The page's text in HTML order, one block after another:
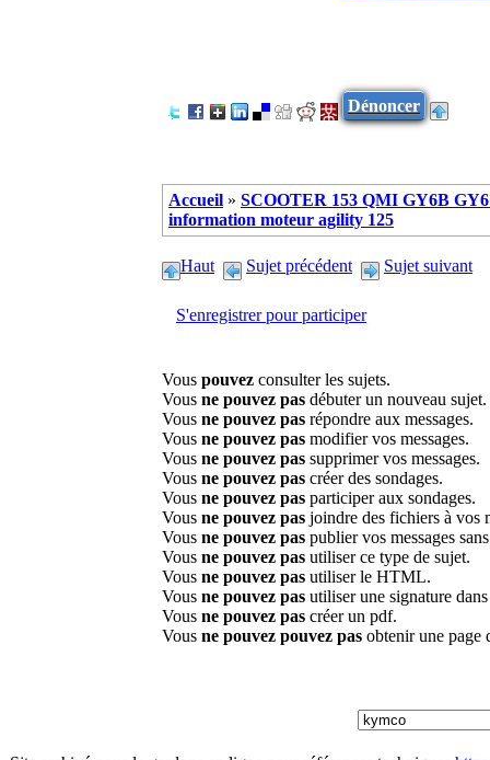
Dénoncer
Accueil » SCOOTER 153 QMI GY6B
information moteur agility 125
Haut Sujet précédent Sujet suivant
S'enregistrer pour participer
Vous pouvez consulter les sujets.
Vous ne pouvez pas débuter un nouveau sujet.
Vous ne pouvez pas répondre aux messages.
Vous ne pouvez pas modifier vos messages.
Vous ne pouvez pas supprimer vos messages.
Vous ne pouvez pas créer des sondages.
Vous ne pouvez pas participer aux sondages.
Vous ne pouvez pas joindre des fichiers à vos
Vous ne pouvez pas publier vos messages
Vous ne pouvez pas utiliser ce type de sujet.
Vous ne pouvez pas utiliser le HTML.
Vous ne pouvez pas utiliser une signature
Vous ne pouvez pas créer un pdf.
Vous ne pouvez pouvez pas obtenir une page